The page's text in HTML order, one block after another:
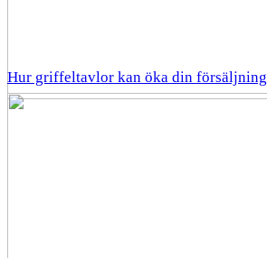
Hur griffeltavlor kan öka din försäljning